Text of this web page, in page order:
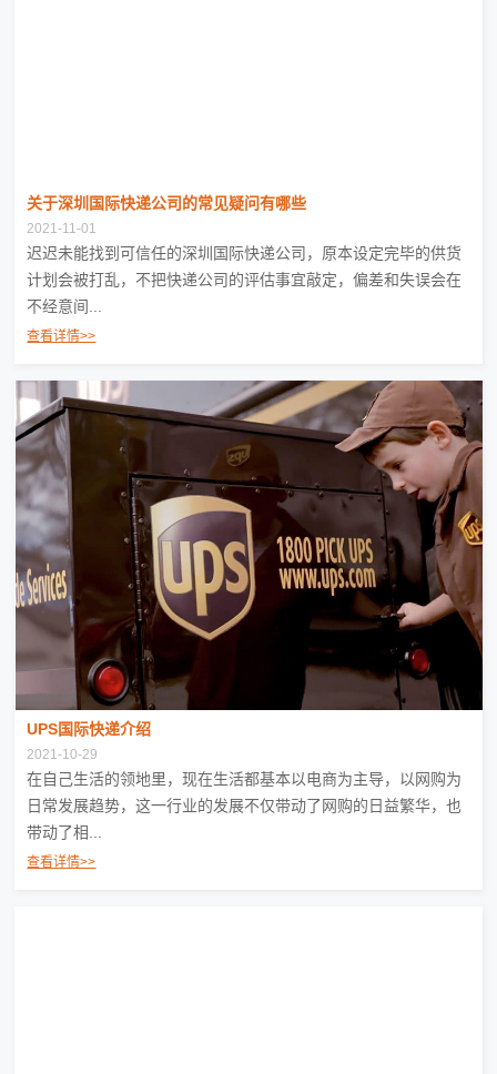
关于深圳国际快递公司的常见疑问有哪些
2021-11-01
迟迟未能找到可信任的深圳国际快递公司，原本设定完毕的供货
计划会被打乱，不把快递公司的评估事宜敲定，偏差和失误会在
不经意间...
查看详情>>
UPS国际快递介绍
2021-10-29
在自己生活的领地里，现在生活都基本以电商为主导，以网购为
日常发展趋势，这一行业的发展不仅带动了网购的日益繁华，也
带动了相...
查看详情>>